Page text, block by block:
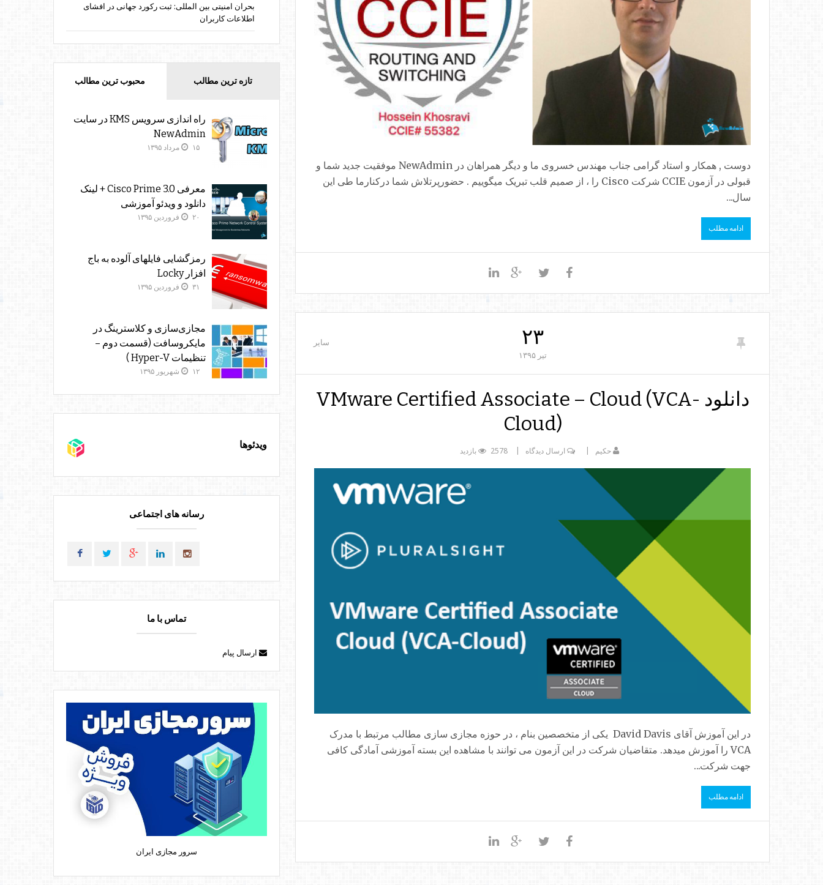
دوست , همکار و استاد گرامی جناب مهندس خسروی ما و دیگر همراهان در NewAdmin موفقیت جدید شما و
قبولی در آزمون CCIE شرکت Cisco را ، از صمیم قلب تبریک میگوییم . حضورپرتلاش شما درکنارما طی این
سال...
ادامه مطلب
۲۳
تیر۱۳۹۵
سایر
دانلود VMware Certified Associate – Cloud (VCA-
Cloud)
حکیم ارسال دیدگاه 2578 بازدید
در این آموزش آقای David Davis یکی از متخصصین بنام ، در حوزه مجازی سازی مطالب مرتبط با مدرک
VCA را آموزش میدهد. متقاضیان شرکت در این آزمون می توانند با مشاهده این بسته آموزشی آمادگی کافی
جهت شرکت...
ادامه مطلب
بحران امنیتی بین المللی: ثبت رکورد جهانی در افشای
اطلاعات کاربران
محبوب ترین مطالب تازه ترین مطالب
راه اندازی سرویس KMS در سایت
NewAdmin
۱۵ مرداد ۱۳۹۵
معرفی Cisco Prime 3.0 + لینک
دانلود و ویدئو آموزشی
۲۰ فروردین ۱۳۹۵
رمزگشایی فایلهای آلوده به باج
افزار Locky
۳۱ فروردین ۱۳۹۵
مجازی‌سازی و کلاسترینگ‌ در
مایکروسافت (قسمت دوم –
تنظیمات Hyper-V )
۱۲ شهریور ۱۳۹۵
ویدئوها
رسانه های اجتماعی
تماس با ما
ارسال پیام
سرور مجازی ایران